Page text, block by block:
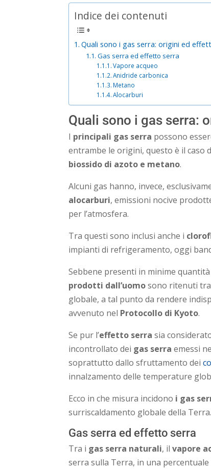
Indice dei contenuti
Quali sono i gas serra: origini ed
Gas serra ed effetto serra
Vapore acqueo
Anidride carbonica
Metano
Alocarburi
Quali sono i gas serra:
I principali gas serra possono
entrambe le origini, questo è il caso
biossido di azoto e metano.
Alcuni gas hanno, invece,
alocarburi, emissioni nocive
per l’atmosfera.
Tra questi sono inclusi anche i
impianti di refrigeramento, oggi
Sebbene presenti in minime
prodotti dall’uomosono ritenuti
globale, a tal punto da rendere
avvenuto nel Protocollo di Kyoto.
Se pur l’effetto serrasia
incontrollato dei gas serra emessi
soprattutto dallo sfruttamento dei
innalzamento delle temperature
Ecco in che misura incidono i gas
surriscaldamento globale della Terra.
Gas serra ed effetto serra
Tra i gas serra naturali, ilvapore
serra sulla Terra, in una